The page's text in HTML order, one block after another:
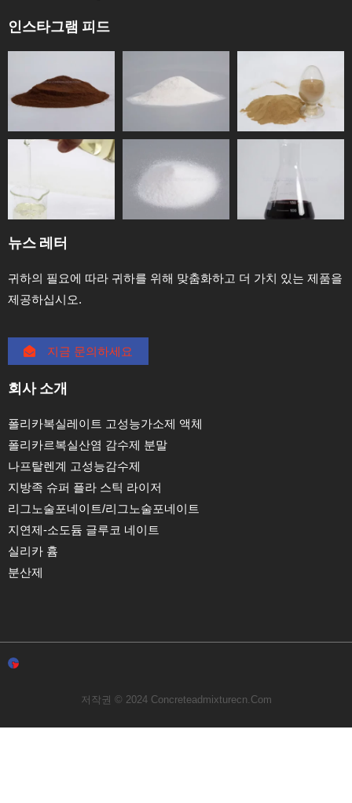
인스타그램 피드
뉴스 레터
귀하의 필요에 따라 귀하를 위해 맞춤화하고 더 가치 있는 제품을
제공하십시오.
지금 문의하세요
회사 소개
폴리카복실레이트 고성능가소제 액체
폴리카르복실산염 감수제 분말
나프탈렌계 고성능감수제
지방족 슈퍼 플라 스틱 라이저
리그노술포네이트/리그노술포네이트
지연제-소도듐 글루코 네이트
실리카 흄
분산제
저작권 © 2024 Concreteadmixturecn.com